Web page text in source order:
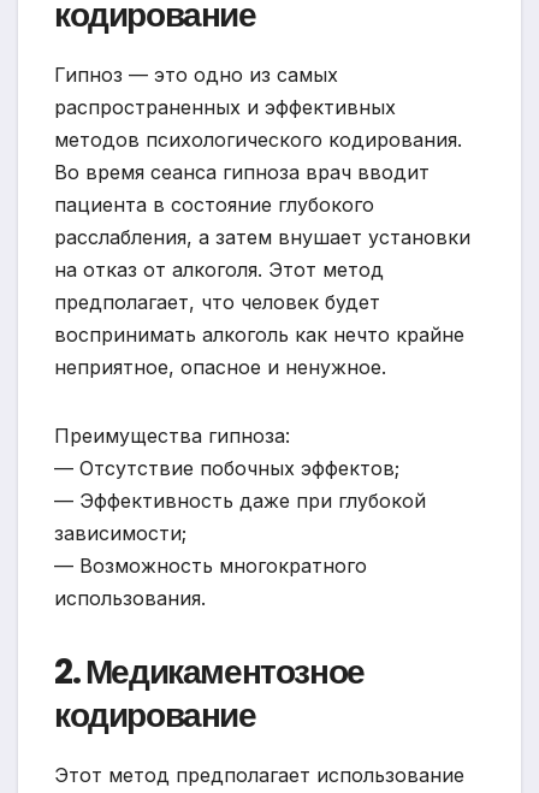
кодирование
Гипноз — это одно из самых
распространенных и эффективных
методов психологического кодирования.
Во время сеанса гипноза врач вводит
пациента в состояние глубокого
расслабления, а затем внушает установки
на отказ от алкоголя. Этот метод
предполагает, что человек будет
воспринимать алкоголь как нечто крайне
неприятное, опасное и ненужное.
Преимущества гипноза:
— Отсутствие побочных эффектов;
— Эффективность даже при глубокой
зависимости;
— Возможность многократного
использования.
2. Медикаментозное
кодирование
Этот метод предполагает использование